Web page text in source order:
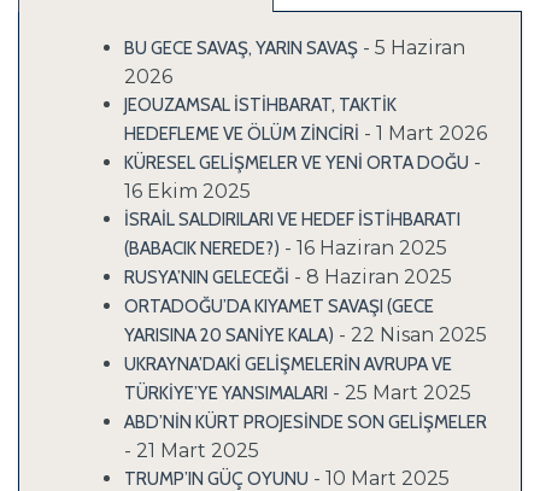
BU GECE SAVAŞ, YARIN SAVAŞ - 5 Haziran
2026
JEOUZAMSAL İSTİHBARAT, TAKTİK
HEDEFLEME VE ÖLÜM ZİNCİRİ - 1 Mart 2026
KÜRESEL GELİŞMELER VE YENİ ORTA DOĞU -
16 Ekim 2025
İSRAİL SALDIRILARI VE HEDEF İSTİHBARATI
(BABACIK NEREDE?) - 16 Haziran 2025
RUSYA’NIN GELECEĞİ - 8 Haziran 2025
ORTADOĞU’DA KIYAMET SAVAŞI (GECE
YARISINA 20 SANİYE KALA) - 22 Nisan 2025
UKRAYNA’DAKİ GELİŞMELERİN AVRUPA VE
TÜRKİYE’YE YANSIMALARI - 25 Mart 2025
ABD’NİN KÜRT PROJESİNDE SON GELİŞMELER
- 21 Mart 2025
TRUMP’IN GÜÇ OYUNU - 10 Mart 2025